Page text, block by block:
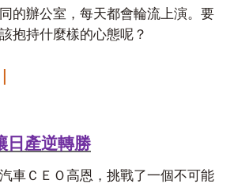
的辦公室，每天都會輪流上演。要
抱持什麼樣的心態呢？
日產逆轉勝
車ＣＥＯ高恩，挑戰了一個不可能